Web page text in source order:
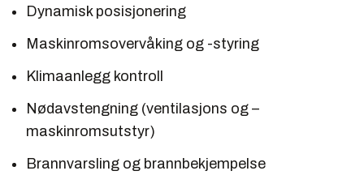
Dynamisk posisjonering
Maskinromsovervåking og -styring
Klimaanlegg kontroll
Nødavstengning (ventilasjons og –
maskinromsutstyr)
Brannvarsling og brannbekjempelse